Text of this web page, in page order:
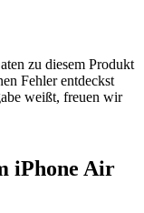
zu diesem Produkt
Fehler entdeckst
weißt, freuen wir
iPhone Air